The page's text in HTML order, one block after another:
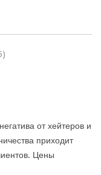
)
от хейтеров и
приходит
Цены